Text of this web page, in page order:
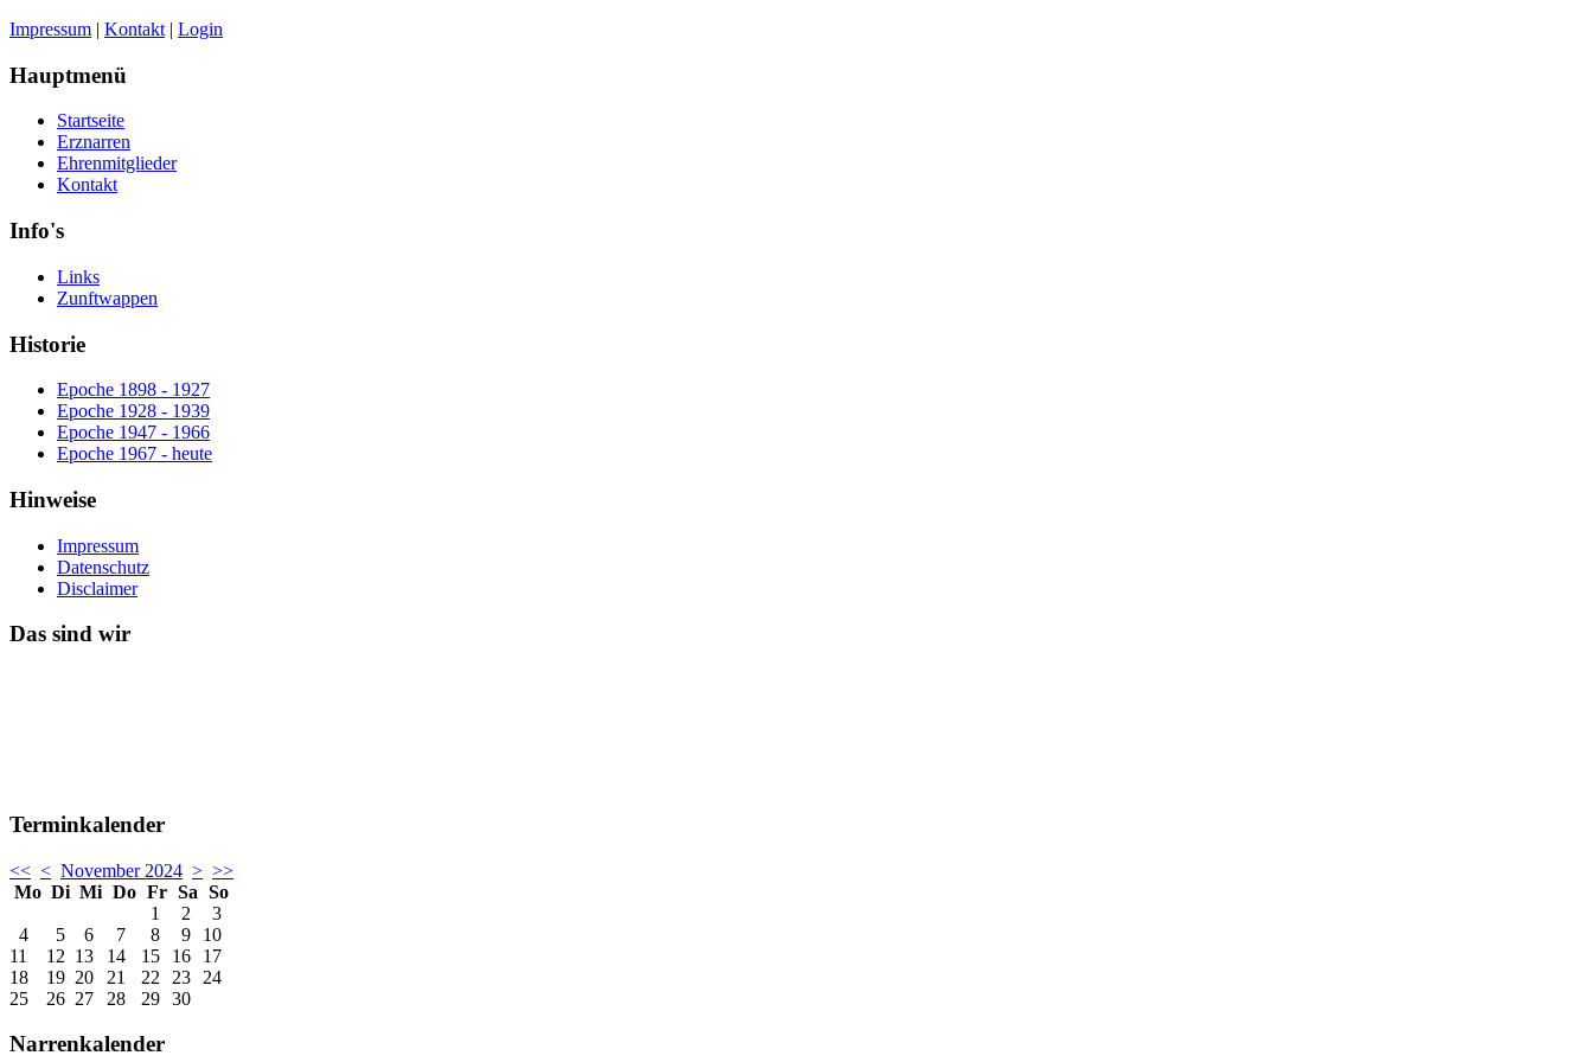
Impressum | Kontakt | Login
Hauptmenü
Startseite
Erznarren
Ehrenmitglieder
Kontakt
Info's
Links
Zunftwappen
Historie
Epoche 1898 - 1927
Epoche 1928 - 1939
Epoche 1947 - 1966
Epoche 1967 - heute
Hinweise
Impressum
Datenschutz
Disclaimer
Das sind wir
Terminkalender
<< < November 2024 > >>
Mo Di Mi Do Fr Sa So
1
2
3
4
5 6 7 8 9
10
11
12 13 14 15 16
17
18
19 20 21 22 23
24
25
26 27 28 29 30
Narrenkalender